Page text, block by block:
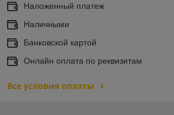
Наложенный платеж
Наличными
Банковской картой
Онлайн оплата по реквизитам
Все условия оплаты